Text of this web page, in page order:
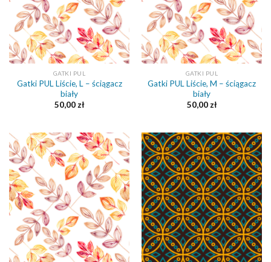
GATKI PUL
Gatki PUL Liście, L – ściągacz
biały
50,00zł
GATKI PUL
Gatki PUL Liście, M – ściągacz
biały
50,00zł